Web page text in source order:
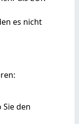
es nicht
den